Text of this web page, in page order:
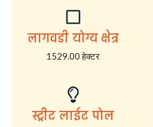
लागवडी योग्य क्षेत्र
1529.00 हेक्टर
स्ट्रीट लाईट पोल